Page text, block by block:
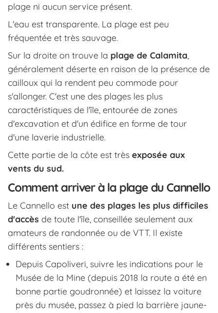
plage ni aucun service présent.
L'eau est transparente. La plage est peu
fréquentée et très sauvage.
Sur la droite on trouve la plage de Calamita,
généralement déserte en raison de la présence de
cailloux qui la rendent peu commode pour
s'allonger. C'est une des plages les plus
caractéristiques de l'île, entourée de zones
d'excavation et d'un édifice en forme de tour
d'une laverie industrielle.
Cette partie de la côte est très exposée aux
vents du sud.
Comment arriver à la plage du Cannello
Le Cannello est une des plages les plus difficiles
d'accès de toute l'île, conseillée seulement aux
amateurs de randonnée ou de VTT. Il existe
différents sentiers :
Depuis Capoliveri, suivre les indications pour le
Musée de la Mine (depuis 2018 la route a été en
bonne partie goudronnée) et laissez la voiture
près du musée, passez à pied la barrière jaune-